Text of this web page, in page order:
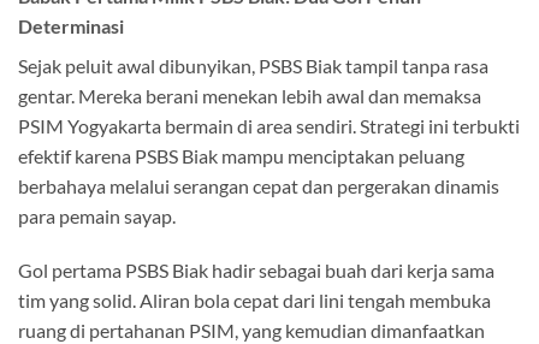
Determinasi
Sejak peluit awal dibunyikan, PSBS Biak tampil tanpa rasa
gentar. Mereka berani menekan lebih awal dan memaksa
PSIM Yogyakarta bermain di area sendiri. Strategi ini terbukti
efektif karena PSBS Biak mampu menciptakan peluang
berbahaya melalui serangan cepat dan pergerakan dinamis
para pemain sayap.
Gol pertama PSBS Biak hadir sebagai buah dari kerja sama
tim yang solid. Aliran bola cepat dari lini tengah membuka
ruang di pertahanan PSIM, yang kemudian dimanfaatkan